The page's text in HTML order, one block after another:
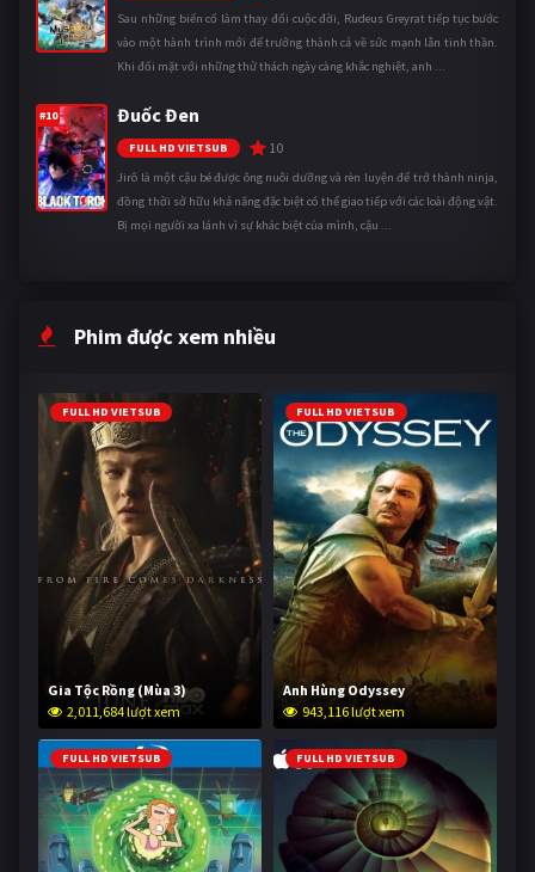
Sau những biến cố làm thay đổi cuộc đời, Rudeus Greyrat tiếp tục bước
vào một hành trình mới để trưởng thành cả về sức mạnh lẫn tinh thần.
Khi đối mặt với những thử thách ngày càng khắc nghiệt, anh ...
#10 Đuốc Đen
FULL HD VIETSUB 10
Jirô là một cậu bé được ông nuôi dưỡng và rèn luyện để trở thành ninja,
đồng thời sở hữu khả năng đặc biệt có thể giao tiếp với các loài động vật.
Bị mọi người xa lánh vì sự khác biệt của mình, cậu ...
Phim được xem nhiều
FULL HD VIETSUB
Gia Tộc Rồng (Mùa 3)
2,011,684 lượt xem
FULL HD VIETSUB
Anh Hùng Odyssey
943,116 lượt xem
FULL HD VIETSUB FULL HD VIETSUB